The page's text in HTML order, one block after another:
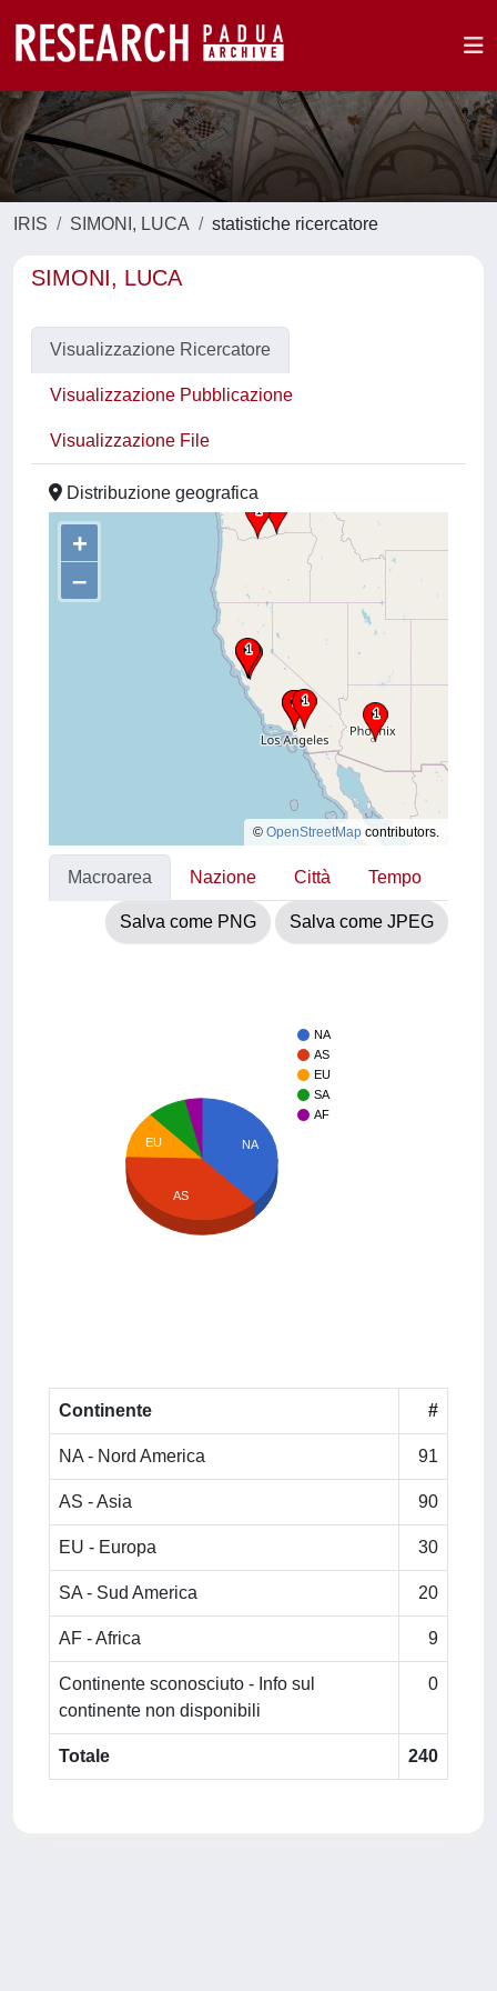
IRIS SIMONI, LUCA statistiche ricercatore
SIMONI, LUCA
Visualizzazione Ricercatore
Visualizzazione Pubblicazione
Visualizzazione File
Distribuzione geografica
+
–
© OpenStreetMap contributors.
Macroarea Nazione Città Tempo
Salva come PNG Salva come JPEG
NA
AS
EU
SA
AF
NA
EU
AS
Continente #
NA - Nord America 91
AS - Asia 90
EU - Europa 30
SA - Sud America 20
AF - Africa 9
Continente sconosciuto - Info sul
continente non disponibili
0
Totale 240